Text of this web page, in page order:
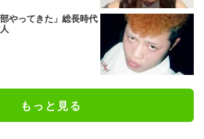
やってきた」総長時代
もっと見る